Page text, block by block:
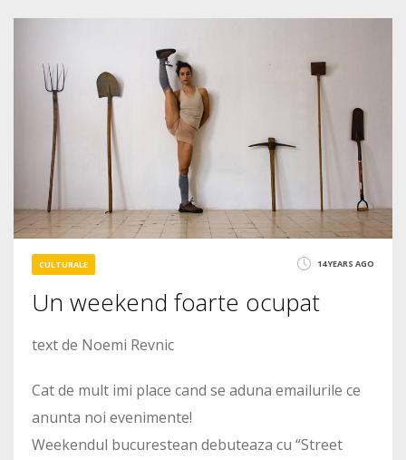
2204
CULTURALE 14 YEARS AGO
Un weekend foarte ocupat
text de Noemi Revnic
Cat de mult imi place cand se aduna emailurile ce
anunta noi evenimente!
Weekendul bucurestean debuteaza cu “Street